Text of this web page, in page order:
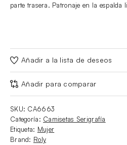
parte trasera. Patronaje en la espalda
Añadir a la lista de deseos
Añadir para comparar
SKU: CA6663
Categoría: Camisetas Serigrafía
Etiqueta: Mujer
Brand: Roly